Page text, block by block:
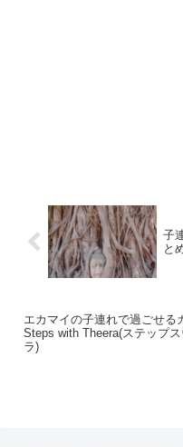
子
と
エカマイの子連れで過ごせる
Steps with Theera(ステップ
ラ)